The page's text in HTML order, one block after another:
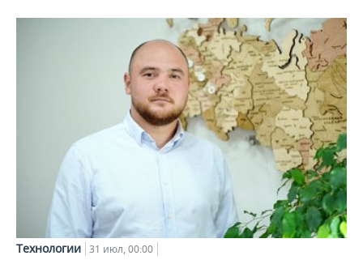
Технологии 31 июл, 00:00